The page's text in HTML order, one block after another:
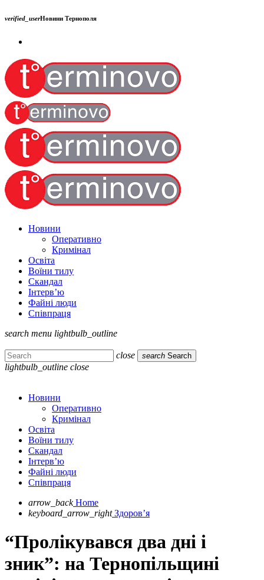
verified_userНовини Тернополя
Новини
Оперативно
Кримінал
Освіта
Воїни тилу
Скандал
Інтерв’ю
Файні люди
Співпраця
search menu lightbulb_outline
close search Search
lightbulb_outline close
Новини
Оперативно
Кримінал
Освіта
Воїни тилу
Скандал
Інтерв’ю
Файні люди
Співпраця
arrow_back Home
keyboard_arrow_right Здоров’я
“Пролікувався два дні і
зник”: на Тернопільщині